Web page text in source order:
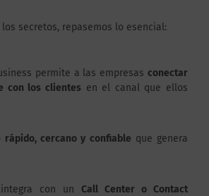
secretos, repasemos lo esencial:
permite a las empresas conectar
con los clientesen el canal que ellos
rápido, cercano y confiable que genera
con un Call Center o Contact